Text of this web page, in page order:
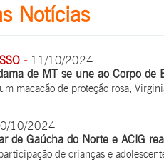
Notícias
- 11/10/2024
de MT se une ao Corpo de
macacão de proteção rosa,
10/2024
de Gaúcha do Norte e ACIG
de crianças e